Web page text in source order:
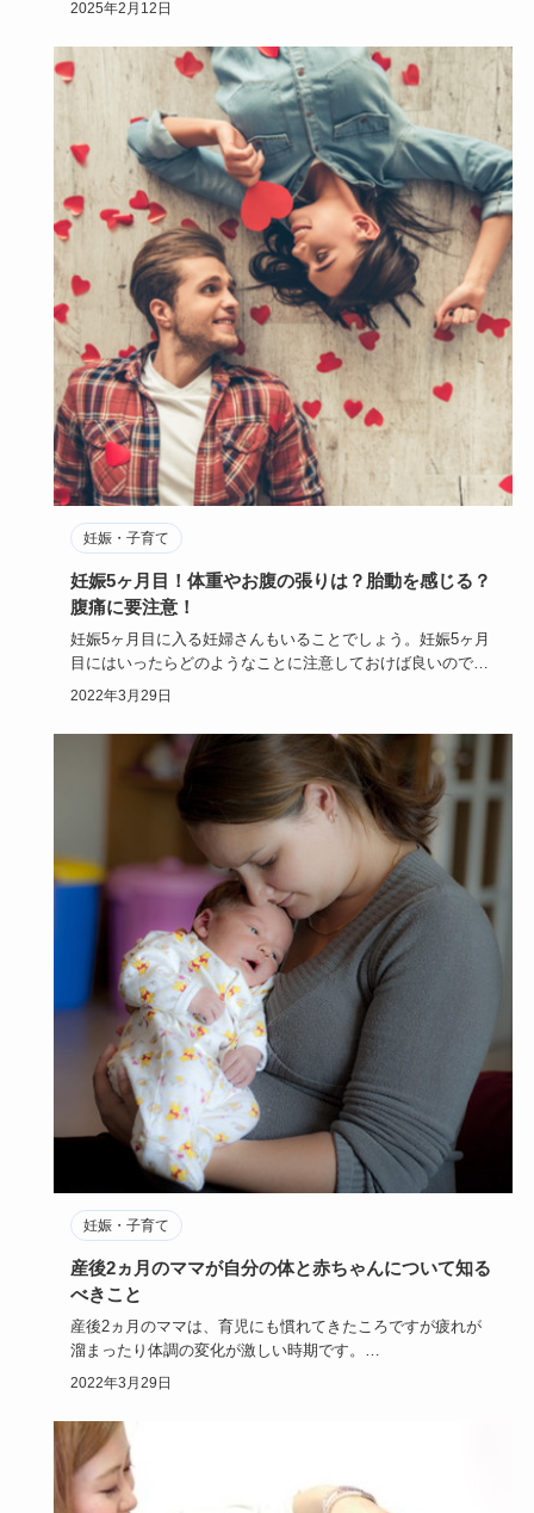
2025年2月12日
妊娠・子育て
妊娠5ヶ月目！体重やお腹の張りは？胎動を感じる？
腹痛に要注意！
妊娠5ヶ月目に入る妊婦さんもいることでしょう。妊娠5ヶ月
目にはいったらどのようなことに注意しておけば良いのでし
ょうか。そこ…
2022年3月29日
妊娠・子育て
産後2ヵ月のママが自分の体と赤ちゃんについて知る
べきこと
産後2ヵ月のママは、育児にも慣れてきたころですが疲れが
溜まったり体調の変化が激しい時期です。
悪露が終わったと思ったら生…
2022年3月29日